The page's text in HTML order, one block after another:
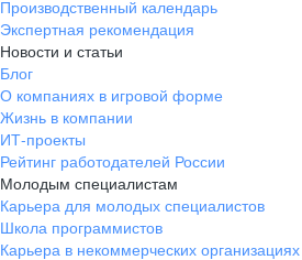
Производственный календарь
Экспертная рекомендация
Новости и статьи
Блог
О компаниях в игровой форме
Жизнь в компании
ИТ-проекты
Рейтинг работодателей России
Молодым специалистам
Карьера для молодых специалистов
Школа программистов
Карьера в некоммерческих организациях